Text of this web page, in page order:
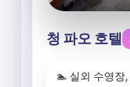
청 파오 호텔
🏊 실외 수영장